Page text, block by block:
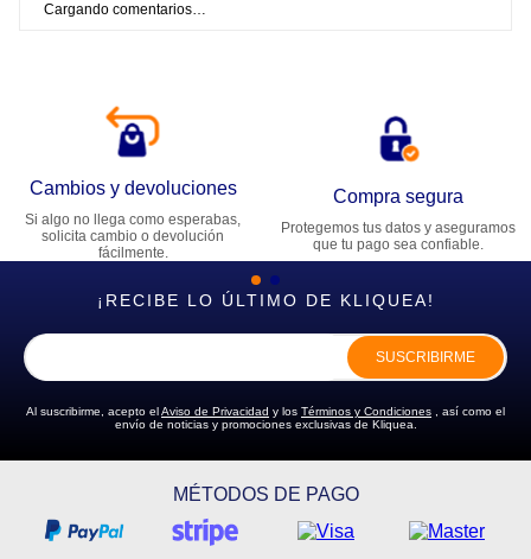
Cargando comentarios…
Cambios y devoluciones
Si algo no llega como esperabas,
solicita cambio o devolución
fácilmente.
Compra segura
Protegemos tus datos y aseguramos
que tu pago sea confiable.
¡RECIBE LO ÚLTIMO DE KLIQUEA!
SUSCRIBIRME
Al suscribirme, acepto elAviso de Privacidad y los Términos y Condiciones , así como el
envío de noticias y promociones exclusivas de Kliquea.
MÉTODOS DE PAGO